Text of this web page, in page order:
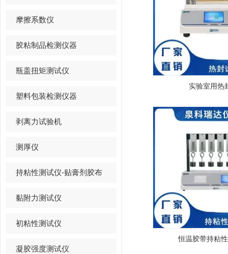
摩擦系数仪
胶粘制品检测仪器
瓶盖扭矩测试仪
塑料包装检测仪器
剥离力试验机
测厚仪
持粘性测试仪-贴膏剂胶布
黏附力测试仪
初粘性测试仪
凝胶强度测试仪
实验室用热
恒温胶带持粘